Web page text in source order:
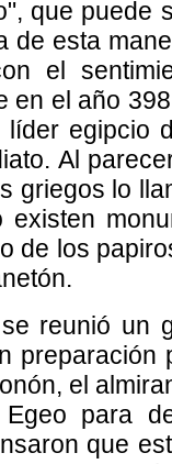
que puede
de esta
el
en el año
líder egipcio
Al
griegos lo
existen
de los
reunió un
el
para
que